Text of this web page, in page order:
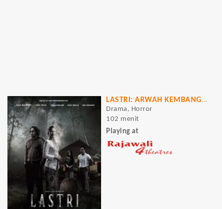
LASTRI: ARWAH KEMBANG DESA
Drama, Horror
102 menit
Playing at